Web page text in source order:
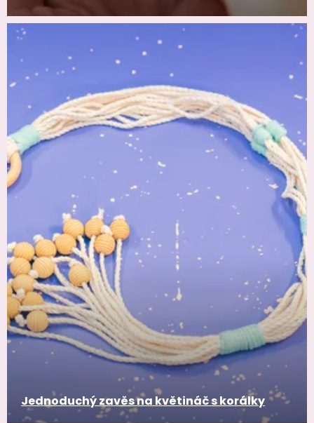
Jednoduchý zavěs na květináč s korálky